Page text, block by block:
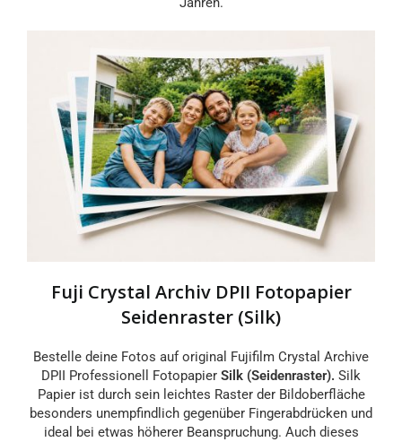
Fuji Crystal Archiv DPII Fotopapier
Seidenraster (Silk)
Bestelle deine Fotos auf original Fujifilm Crystal Archive
DPII Professionell Fotopapier Silk (Seidenraster). Silk
Papier ist durch sein leichtes Raster der Bildoberfläche
besonders unempfindlich gegenüber Fingerabdrücken und
ideal bei etwas höherer Beanspruchung. Auch dieses